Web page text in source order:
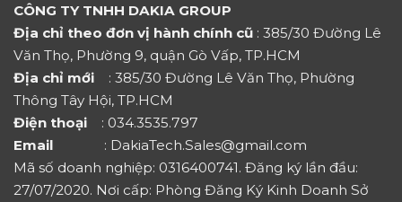
CÔNG TY TNHH DAKIA GROUP
Địa chỉ theo đơn vị hành chính cũ : 385/30 Đường Lê
Văn Thọ, Phường 9, quận Gò Vấp, TP.HCM
Địa chỉ mới
: 385/30 Đường Lê Văn Thọ, Phường
Thông Tây Hội, TP.HCM
Điện thoại : 034.3535.797
Email : DakiaTech.Sales@gmail.com
Mã số doanh nghiệp: 0316400741. Đăng ký lần đầu:
27/07/2020. Nơi cấp: Phòng Đăng Ký Kinh Doanh Sở